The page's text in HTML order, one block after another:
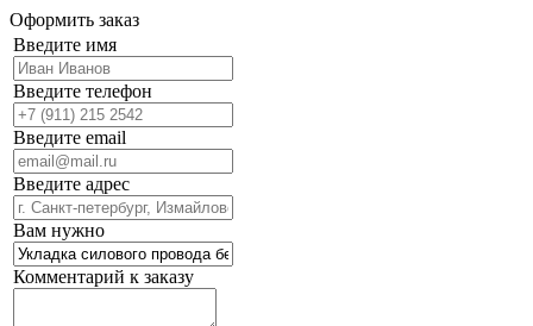
Оформить заказ
Введите имя
Введите телефон
Введите email
Введите адрес
Вам нужно
Комментарий к заказу